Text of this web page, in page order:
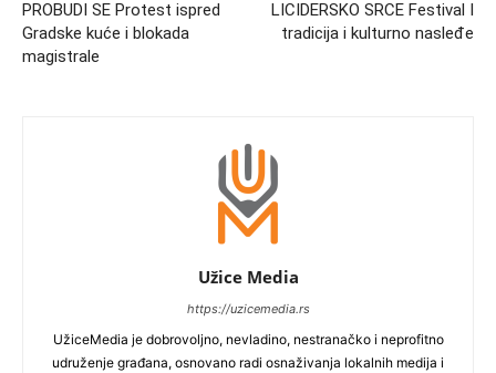
PROBUDI SE Protest ispred
Gradske kuće i blokada
magistrale
LICIDERSKO SRCE Festival I
tradicija i kulturno nasleđe
Užice Media
https://uzicemedia.rs
UžiceMedia je dobrovoljno, nevladino, nestranačko i neprofitno
udruženje građana, osnovano radi osnaživanja lokalnih medija i